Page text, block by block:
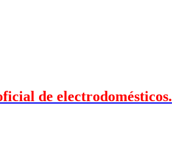
de electrodomésticos.